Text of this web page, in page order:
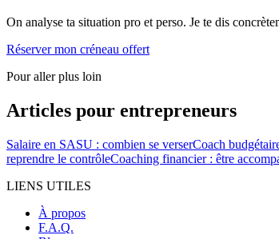
On analyse ta situation pro et perso. Je te dis
Réserver mon créneau offert
Pour aller plus loin
Articles pour entrepreneurs
Salaire en SASU : combien se verserCoach
reprendre le contrôleCoaching financier : être
LIENS UTILES
À propos
F.A.Q.